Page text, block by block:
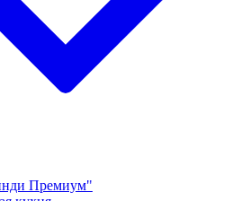
Премиум"